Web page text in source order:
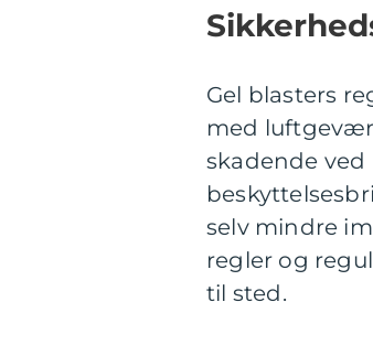
Gel blasters
med
skadende
selv mindre
regler og
til sted.